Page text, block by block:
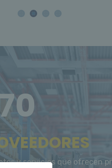
y servicios que ofrecen